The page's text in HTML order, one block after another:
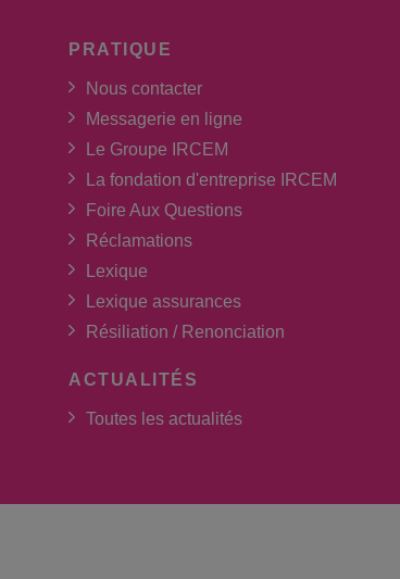
PRATIQUE
Nous contacter
Messagerie en ligne
Le Groupe IRCEM
La fondation d'entreprise IRCEM
Foire Aux Questions
Réclamations
Lexique
Lexique assurances
Résiliation / Renonciation
ACTUALITÉS
Toutes les actualités